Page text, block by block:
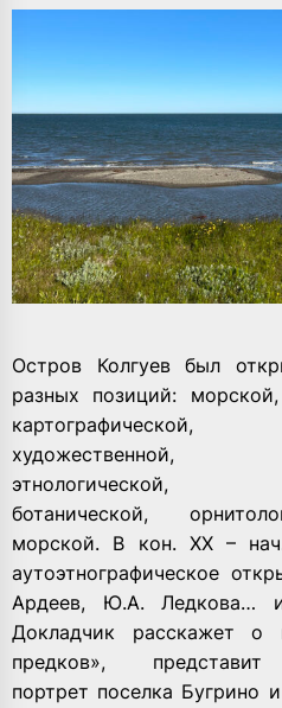
Остров Колгуев был
разных позиций:
картографической,
художественной,
этнологической,
ботанической,
морской. В кон. XX –
аутоэтнографическое
Ардеев, Ю.А. Ледкова…
Докладчик расскажет о
предков», представит
портрет поселка Бугрино